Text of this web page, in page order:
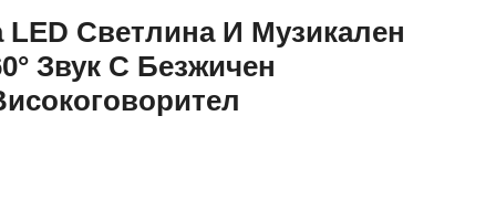
Светлина И Музикален
Звук С Безжичен